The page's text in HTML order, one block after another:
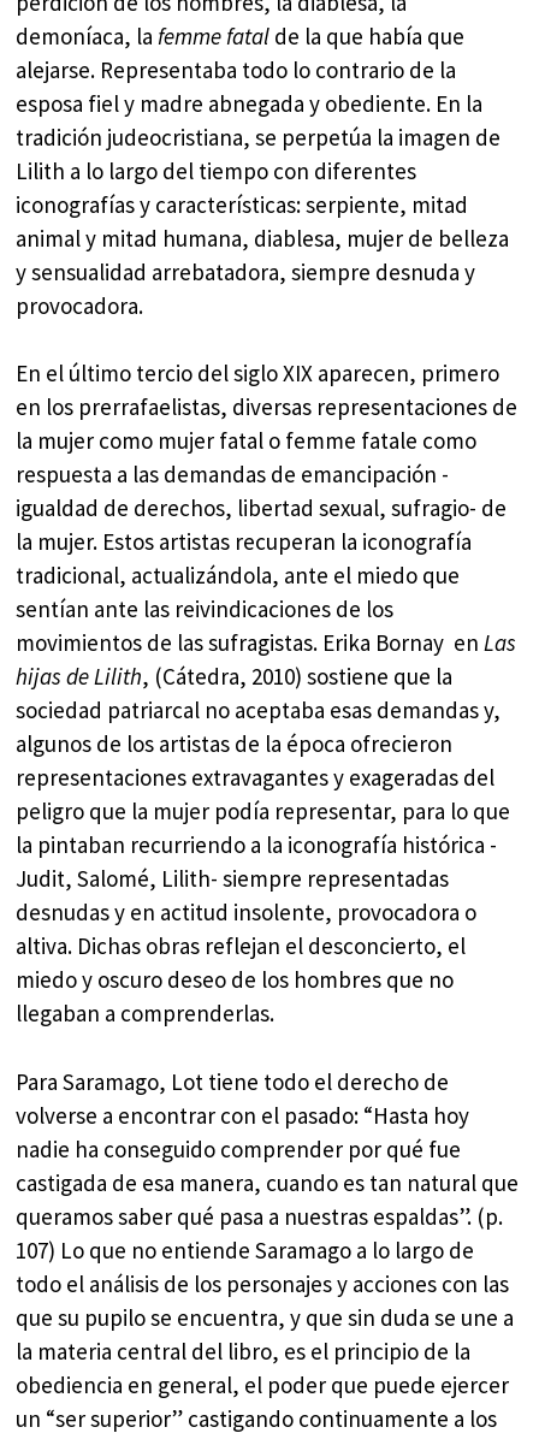
demoníaca, lafemme fatal de la que había que
alejarse. Representaba todo lo contrario de la
esposa fiel y madre abnegada y obediente. En la
tradición judeocristiana, se perpetúa la imagen de
Lilith a lo largo del tiempo con diferentes
iconografías y características: serpiente, mitad
animal y mitad humana, diablesa, mujer de belleza
y sensualidad arrebatadora, siempre desnuda y
provocadora.
En el último tercio del siglo XIX aparecen, primero
en los prerrafaelistas, diversas representaciones de
la mujer como mujer fatal o femme fatale como
respuesta a las demandas de emancipación -
igualdad de derechos, libertad sexual, sufragio- de
la mujer. Estos artistas recuperan la iconografía
tradicional, actualizándola, ante el miedo que
sentían ante las reivindicaciones de los
movimientos de las sufragistas. Erika Bornay enLas
hijas de Lilith, (Cátedra, 2010) sostiene que la
sociedad patriarcal no aceptaba esas demandas y,
algunos de los artistas de la época ofrecieron
representaciones extravagantes y exageradas del
peligro que la mujer podía representar, para lo que
la pintaban recurriendo a la iconografía histórica -
Judit, Salomé, Lilith- siempre representadas
desnudas y en actitud insolente, provocadora o
altiva. Dichas obras reflejan el desconcierto, el
miedo y oscuro deseo de los hombres que no
llegaban a comprenderlas.
Para Saramago, Lot tiene todo el derecho de
volverse a encontrar con el pasado: “Hasta hoy
nadie ha conseguido comprender por qué fue
castigada de esa manera, cuando es tan natural que
queramos saber qué pasa a nuestras espaldas”. (p.
107) Lo que no entiende Saramago a lo largo de
todo el análisis de los personajes y acciones con las
que su pupilo se encuentra, y que sin duda se une a
la materia central del libro, es el principio de la
obediencia en general, el poder que puede ejercer
un “ser superior” castigando continuamente a los